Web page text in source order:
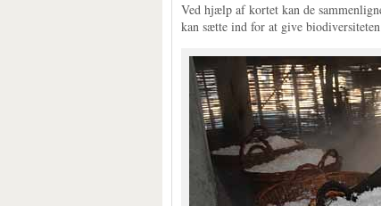
Ved hjælp af kortet kan de
kan sætte ind for at give